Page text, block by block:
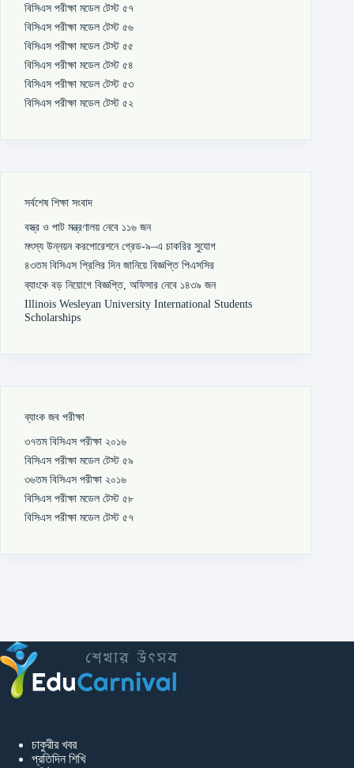
বিসিএস পরীক্ষা মডেল টেস্ট ৫৭
বিসিএস পরীক্ষা মডেল টেস্ট ৫৬
বিসিএস পরীক্ষা মডেল টেস্ট ৫৫
বিসিএস পরীক্ষা মডেল টেস্ট ৫৪
বিসিএস পরীক্ষা মডেল টেস্ট ৫৩
বিসিএস পরীক্ষা মডেল টেস্ট ৫২
সর্বশেষ শিক্ষা সংবাদ
বস্ত্র ও পাট মন্ত্রণালয় নেবে ১১৬ জন
মৎস্য উন্নয়ন করপোরেশনে গ্রেড-৯–এ চাকরির সুযোগ
৪৩তম বিসিএস প্রিলির দিন জানিয়ে বিজ্ঞপ্তি পিএসসির
ব্যাংকে বড় নিয়োগে বিজ্ঞপ্তি, অফিসার নেবে ১৪৩৯ জন
Illinois Wesleyan University International Students
Scholarships
ব্যাংক জব পরীক্ষা
৩৭তম বিসিএস পরীক্ষা ২০১৬
বিসিএস পরীক্ষা মডেল টেস্ট ৫৯
৩৬তম বিসিএস পরীক্ষা ২০১৬
বিসিএস পরীক্ষা মডেল টেস্ট ৫৮
বিসিএস পরীক্ষা মডেল টেস্ট ৫৭
চাকুরীর খবর
প্রতিদিন শিখি